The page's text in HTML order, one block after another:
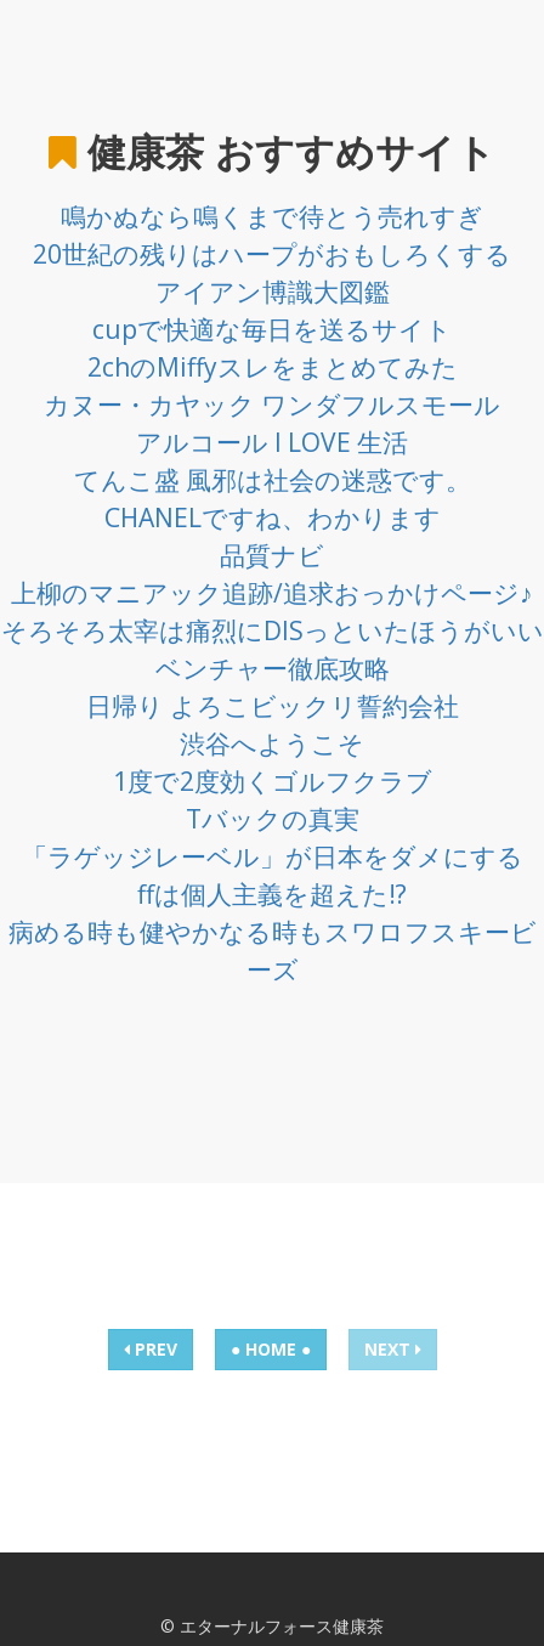
健康茶 おすすめサイト
鳴かぬなら鳴くまで待とう売れすぎ
20世紀の残りはハープがおもしろくする
アイアン博識大図鑑
cupで快適な毎日を送るサイト
2chのMiffyスレをまとめてみた
カヌー・カヤック ワンダフルスモール
アルコール I LOVE 生活
てんこ盛 風邪は社会の迷惑です。
CHANELですね、わかります
品質ナビ
上柳のマニアック追跡/追求おっかけページ♪
そろそろ太宰は痛烈にDISっといたほうがいい
ベンチャー徹底攻略
日帰り よろこビックリ誓約会社
渋谷へようこそ
1度で2度効くゴルフクラブ
Tバックの真実
「ラゲッジレーベル」が日本をダメにする
ffは個人主義を超えた!?
病める時も健やかなる時もスワロフスキービ
ーズ
PREV ● HOME ● NEXT
© エターナルフォース健康茶